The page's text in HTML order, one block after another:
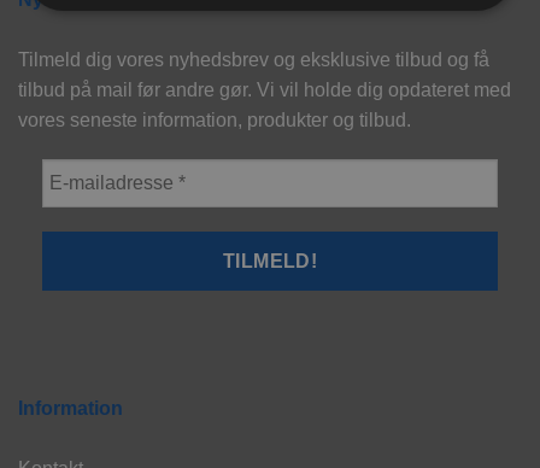
Tilmeld dig vores nyhedsbrev og eksklusive tilbud og få
tilbud på mail før andre gør. Vi vil holde dig opdateret med
vores seneste information, produkter og tilbud.
Information